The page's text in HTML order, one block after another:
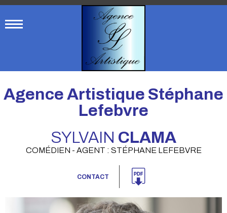
Agence Artistique Stéphane
Lefebvre
SYLVAIN CLAMA
COMÉDIEN - AGENT : STÉPHANE LEFEBVRE
CONTACT